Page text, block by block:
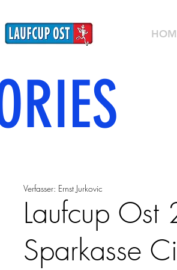
Verfasser: Ernst Jurkovic
Laufcup
Sparkasse